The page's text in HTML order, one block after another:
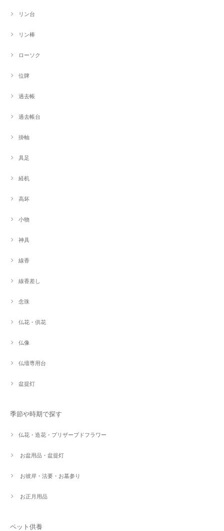
リン台
リン棒
ローソク
位牌
過去帳
過去帳台
掛軸
具足
経机
高坏
小物
神具
線香
線香差し
念珠
仏花・供花
仏像
仏壇専用台
盆提灯
季節や時期で探す
仏花・造花・プリザーブドフラワー
お盆用品・盆提灯
お彼岸・法要・お墓参り
お正月用品
ペット供養